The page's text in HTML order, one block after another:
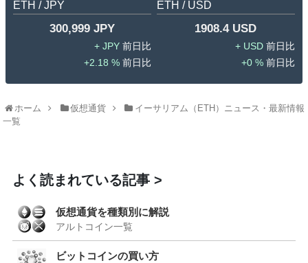
ETH / JPY
300,999 JPY
JPY
2.18 %
ETH / USD
1908.4 USD
USD
0 %
ホーム 仮想通貨
イーサリアム（ETH）ニュース・最新情報
一覧
よく読まれている記事
仮想通貨を種類別に解説
アルトコイン一覧
ビットコインの買い方